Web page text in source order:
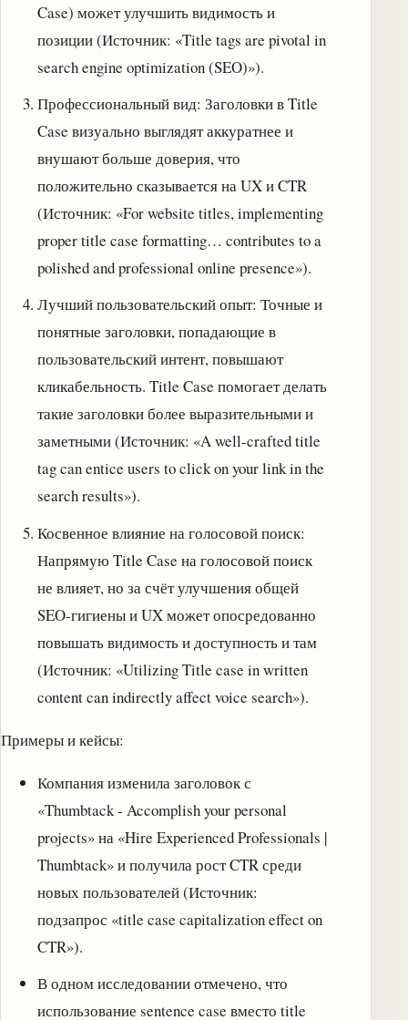
Case) может улучшить видимость и
позиции (Источник: «Title tags are pivotal in
search engine optimization (SEO)»).
Профессиональный вид: Заголовки в Title
Case визуально выглядят аккуратнее и
внушают больше доверия, что
положительно сказывается на UX и CTR
(Источник: «For website titles, implementing
proper title case formatting… contributes to a
polished and professional online presence»).
Лучший пользовательский опыт: Точные и
понятные заголовки, попадающие в
пользовательский интент, повышают
кликабельность. Title Case помогает делать
такие заголовки более выразительными и
заметными (Источник: «A well-crafted title
tag can entice users to click on your link in the
search results»).
Косвенное влияние на голосовой поиск:
Напрямую Title Case на голосовой поиск
не влияет, но за счёт улучшения общей
SEO‑гигиены и UX может опосредованно
повышать видимость и доступность и там
(Источник: «Utilizing Title case in written
content can indirectly affect voice search»).
Примеры и кейсы:
Компания изменила заголовок с
«Thumbtack - Accomplish your personal
projects» на «Hire Experienced Professionals |
Thumbtack» и получила рост CTR среди
новых пользователей (Источник:
подзапрос «title case capitalization effect on
CTR»).
В одном исследовании отмечено, что
использование sentence case вместо title